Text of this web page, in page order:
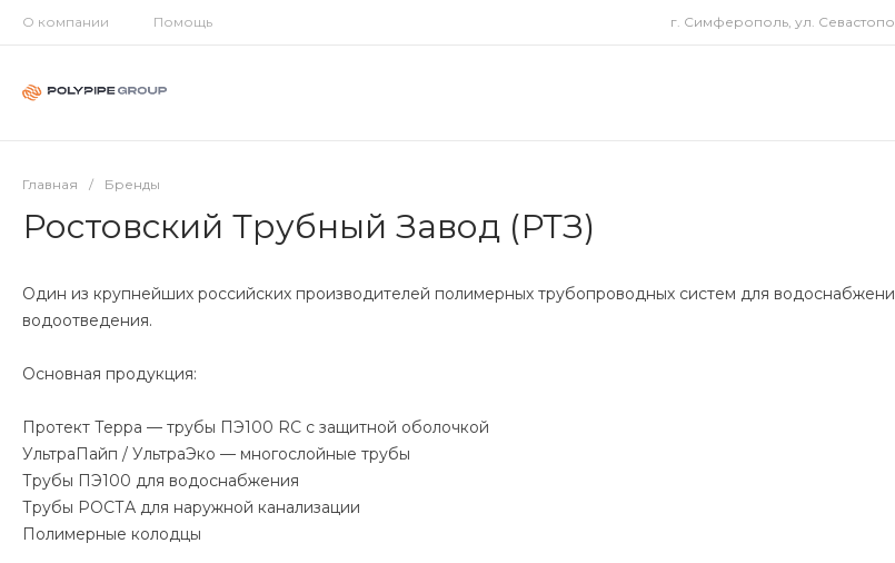
О компании Помощь г. Симферополь, ул.
Главная / Бренды
Ростовский Трубный Завод (РТЗ)
Один из крупнейших российских производителей полимерных трубопроводных систем для
водоотведения.
Основная продукция:
Протект Терра — трубы ПЭ100 RC с защитной оболочкой
УльтраПайп / УльтраЭко — многослойные трубы
Трубы ПЭ100 для водоснабжения
Трубы РОСТА для наружной канализации
Полимерные колодцы